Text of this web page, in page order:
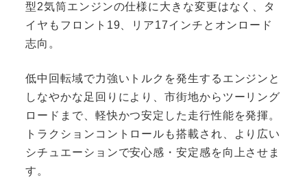
型2気筒エンジンの仕様に大きな変更はなく、タ
イヤもフロント19、リア17インチとオンロード
志向。
低中回転域で力強いトルクを発生するエンジンと
しなやかな足回りにより、市街地からツーリング
ロードまで、軽快かつ安定した走行性能を発揮。
トラクションコントロールも搭載され、より広い
シチュエーションで安心感・安定感を向上させま
す。